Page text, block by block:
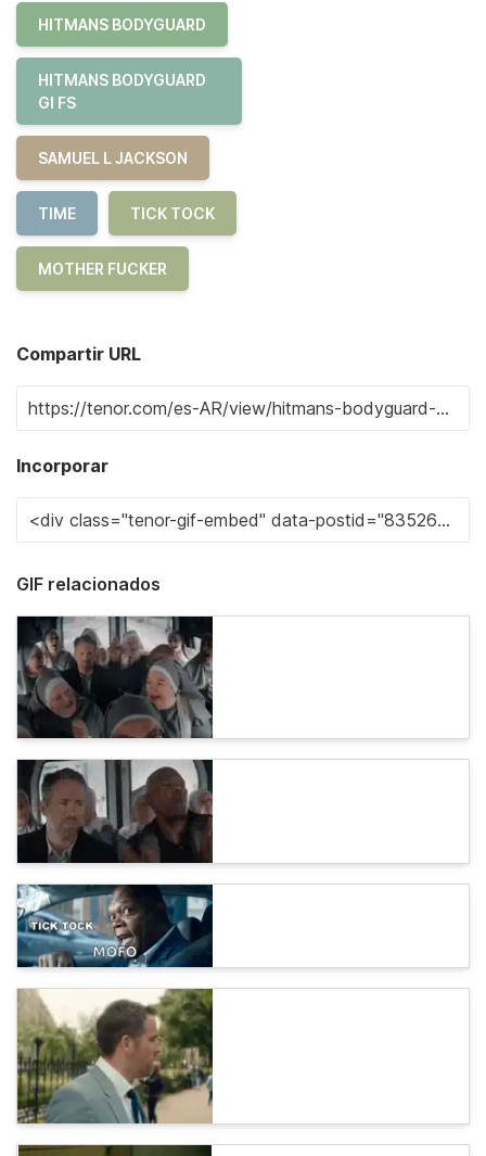
HITMANS BODYGUARD
HITMANS BODYGUARD
GI FS
SAMUEL L JACKSON
TIME TICK TOCK
MOTHER FUCKER
Compartir URL
Incorporar
GIF relacionados